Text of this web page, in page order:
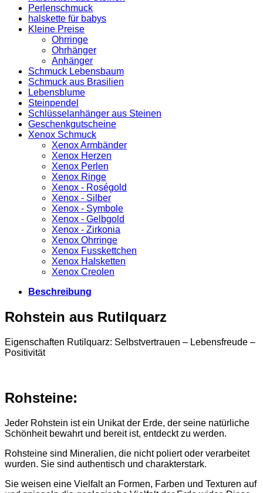
Perlenschmuck
halskette für babys
Kleine Preise
Ohrringe
Ohrhänger
Anhänger
Schmuck Lebensbaum
Schmuck aus Brasilien
Lebensblume
Steinpendel
Schlüsselanhänger aus Steinen
Geschenkgutscheine
Xenox Schmuck
Xenox Armbänder
Xenox Herzen
Xenox Perlen
Xenox Ringe
Xenox - Roségold
Xenox - Silber
Xenox - Symbole
Xenox - Gelbgold
Xenox - Zirkonia
Xenox Ohrringe
Xenox Fusskettchen
Xenox Halsketten
Xenox Creolen
Beschreibung
Rohstein aus Rutilquarz
Eigenschaften Rutilquarz: Selbstvertrauen – Lebensfreude –
Positivität
Rohsteine:
Jeder Rohstein ist ein Unikat der Erde, der seine natürliche
Schönheit bewahrt und bereit ist, entdeckt zu werden.
Rohsteine sind Mineralien, die nicht poliert oder verarbeitet
wurden. Sie sind authentisch und charakterstark.
Sie weisen eine Vielfalt an Formen, Farben und Texturen auf